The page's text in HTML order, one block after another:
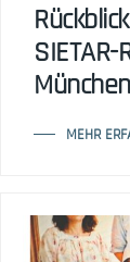
München
MEHR